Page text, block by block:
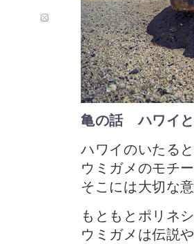
亀の話 ハワイ
ハワイのいたる
ウミガメのモチ
そこには大切な
もともとポリネ
ウミガメは伝説